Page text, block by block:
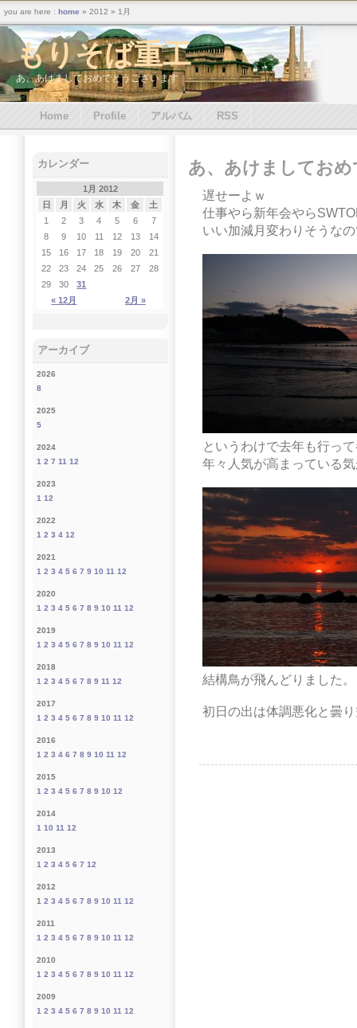
もりそば重工
あ、あけましておめでとうございます
あ、あけましてお
遅せーよｗ
仕事やら新年会やら
いい加減月変わりそうな
というわけで去年も行っ
年々人気が高まっている
結構鳥が飛んどりました。
初日の出は体調悪化と曇
カレンダー
1月 2012
日
月 火 水 木 金 土
« 12月 2月 »
1 2 3 4 5 6
7
8
9 10 11 12 13
14
15
16 17 18 19 20
21
22
23 24 25 26 27
28
29
30 31
アーカイブ
2026
8
2025
5
2024
1 2 7 11 12
2023
1 12
2022
1 2 3 4 12
2021
1 2 3 4 5 6 7 9 10 11 12
2020
1 2 3 4 5 6 7 8 9 10 11 12
2019
1 2 3 4 5 6 7 8 9 10 11 12
2018
1 2 3 4 5 6 7 8 9 11 12
2017
1 2 3 4 5 6 7 8 9 10 11 12
2016
1 2 3 4 6 7 8 9 10 11 12
2015
1 2 3 4 5 6 7 8 9 10 12
2014
1 10 11 12
2013
1 2 3 4 5 6 7 12
2012
1 2 3 4 5 6 7 8 9 10 11 12
2011
1 2 3 4 5 6 7 8 9 10 11 12
2010
1 2 3 4 5 6 7 8 9 10 11 12
2009
1 2 3 4 5 6 7 8 9 10 11 12
Home Profile アルバム RSS
you are here : home » 2012 » 1月